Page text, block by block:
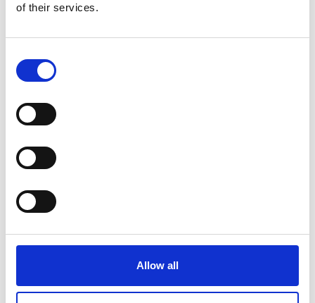
of their services.
Selection
Allow all
Din e-postadress kommer inte publiceras.